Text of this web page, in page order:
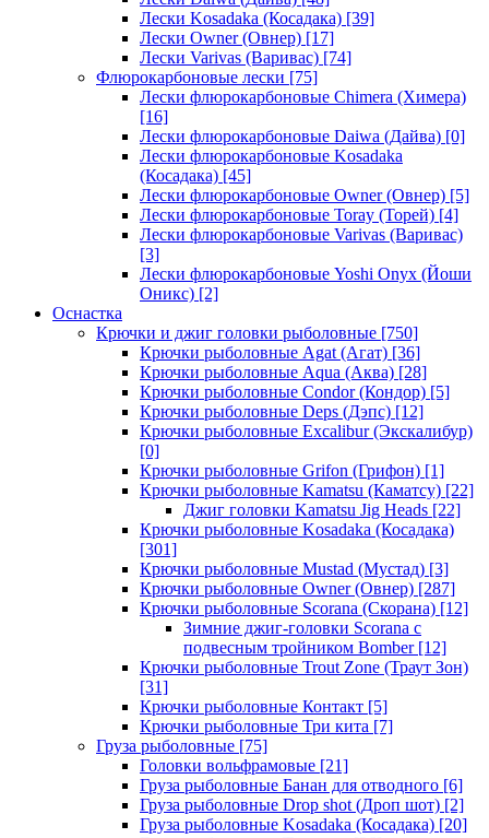
Лески Kosadaka (Косадака) [39]
Лески Owner (Овнер) [17]
Лески Varivas (Варивас) [74]
Флюрокарбоновые лески [75]
Лески флюрокарбоновые Chimera (Химера)
[16]
Лески флюрокарбоновые Daiwa (Дайва) [0]
Лески флюрокарбоновые Kosadaka
(Косадака) [45]
Лески флюрокарбоновые Owner (Овнер) [5]
Лески флюрокарбоновые Toray (Торей) [4]
Лески флюрокарбоновые Varivas (Варивас)
[3]
Лески флюрокарбоновые Yoshi Onyx (Йоши
Оникс) [2]
Оснастка
Крючки и джиг головки рыболовные [750]
Крючки рыболовные Agat (Агат) [36]
Крючки рыболовные Aqua (Аква) [28]
Крючки рыболовные Condor (Кондор) [5]
Крючки рыболовные Deps (Дэпс) [12]
Крючки рыболовные Excalibur (Экскалибур)
[0]
Крючки рыболовные Grifon (Грифон) [1]
Крючки рыболовные Kamatsu (Каматсу) [22]
Джиг головки Kamatsu Jig Heads [22]
Крючки рыболовные Kosadaka (Косадака)
[301]
Крючки рыболовные Mustad (Мустад) [3]
Крючки рыболовные Owner (Овнер) [287]
Крючки рыболовные Scorana (Скорана) [12]
Зимние джиг-головки Scorana с
подвесным тройником Bomber[12]
Крючки рыболовные Trout Zone (Траут Зон)
[31]
Крючки рыболовные Контакт [5]
Крючки рыболовные Три кита [7]
Груза рыболовные [75]
Головки вольфрамовые [21]
Груза рыболовные Банан для отводного [6]
Груза рыболовные Drop shot (Дроп шот) [2]
Груза рыболовные Kosadaka (Косадака) [20]